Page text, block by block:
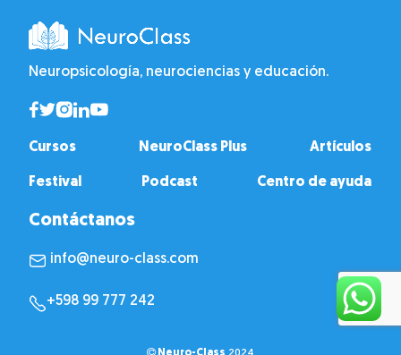
Neuropsicología, neurociencias y educación.
Cursos NeuroClass Plus Artículos
Festival Podcast Centro de ayuda
Contáctanos
info@neuro-class.com
+598 99 777 242